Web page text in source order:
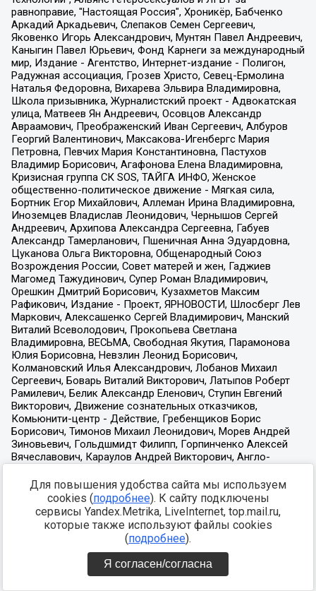
Для повышения удобства сайта мы используем
cookies (подробнее). К сайту подключены
сервисы Yandex.Metrika, LiveInternet, top.mail.ru,
которые также используют файлы cookies
(подробнее).
Я согласен/согласна